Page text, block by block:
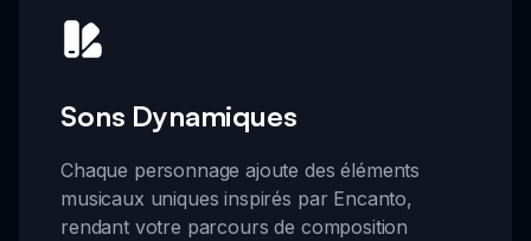
Sons Dynamiques
Chaque personnage ajoute des éléments
musicaux uniques inspirés par Encanto,
rendant votre parcours de composition